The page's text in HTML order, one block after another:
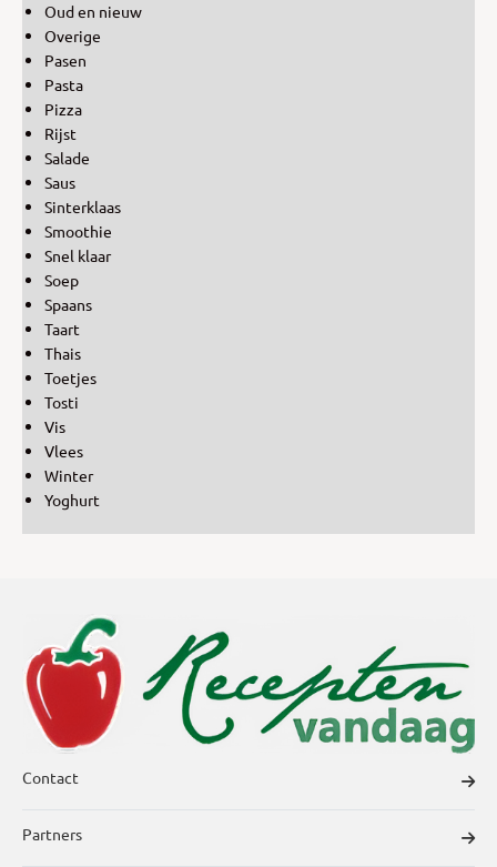
Oud en nieuw
Overige
Pasen
Pasta
Pizza
Rijst
Salade
Saus
Sinterklaas
Smoothie
Snel klaar
Soep
Spaans
Taart
Thais
Toetjes
Tosti
Vis
Vlees
Winter
Yoghurt
Contact
Partners